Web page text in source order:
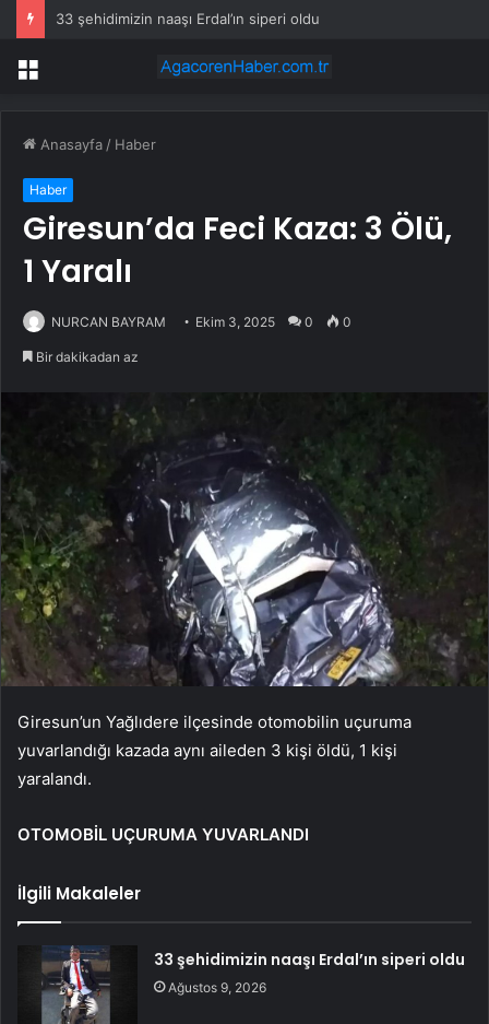
33 şehidimizin naaşı Erdal’ın siperi oldu
Menü
Anasayfa / Haber
Haber
Giresun’da Feci Kaza: 3 Ölü,
1 Yaralı
NURCAN BAYRAM Ekim 3, 2025 0 0
Bir dakikadan az
Giresun’un Yağlıdere ilçesinde otomobilin uçuruma
yuvarlandığı kazada aynı aileden 3 kişi öldü, 1 kişi
yaralandı.
OTOMOBİL UÇURUMA YUVARLANDI
İlgili Makaleler
33 şehidimizin naaşı Erdal’ın siperi oldu
Ağustos 9, 2026